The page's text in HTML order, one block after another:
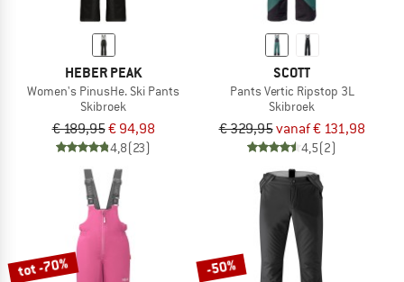
HEBER PEAK
Women's PinusHe. Ski Pants
Skibroek
€ 189,95€ 94,98
4,8(23)
SCOTT
Pants Vertic Ripstop 3L
Skibroek
€ 329,95vanaf € 131,98
4,5(2)
tot -70% -50%